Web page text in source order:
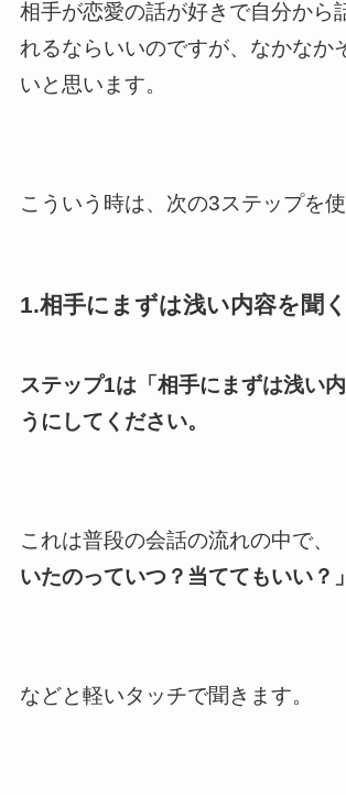
相手が恋愛の話が好きで自分から
れるならいいのですが、なかなか
いと思います。
こういう時は、次の3ステップを使
1.相手にまずは浅い内容を聞く
ステップ1は「相手にまずは浅い
うにしてください。
これは普段の会話の流れの中で、
いたのっていつ？当ててもいい？」
などと軽いタッチで聞きます。